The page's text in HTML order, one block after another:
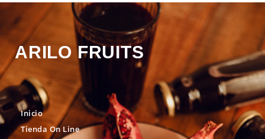
ARILO FRUITS
Inicio
Tienda On Line